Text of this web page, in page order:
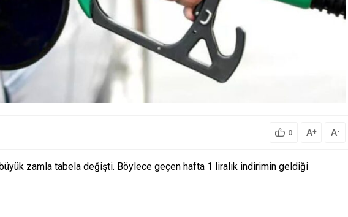
0 A+ A-
zamla tabela değişti. Böylece geçen hafta 1 liralık indirimin geldiği